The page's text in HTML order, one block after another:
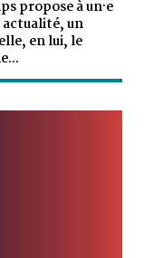
propose à un·e
un
en lui, le